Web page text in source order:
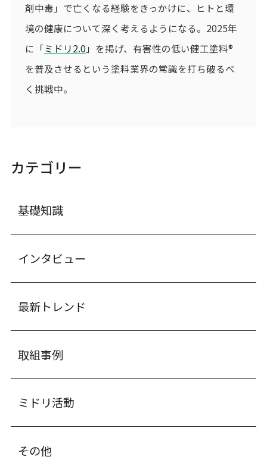
剤中毒」で亡くなる経験をきっかけに、ヒトと環
境の健康について深く考えるようになる。2025年
に「ミドリ2.0 」を掲げ、有害性の低い健工塗料®
を普及させるという塗料業界の常識を打ち破るべ
く挑戦中。
カテゴリー
基礎知識
インタビュー
最新トレンド
取組事例
ミドリ活動
その他